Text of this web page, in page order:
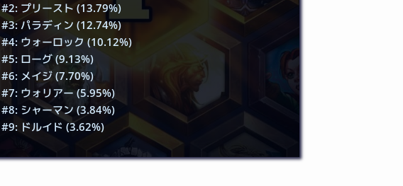
#2: プリースト (13.79%)
#3: パラディン (12.74%)
#4: ウォーロック (10.12%)
#5: ローグ (9.13%)
#6: メイジ (7.70%)
#7: ウォリアー (5.95%)
#8: シャーマン (3.84%)
#9: ドルイド (3.62%)